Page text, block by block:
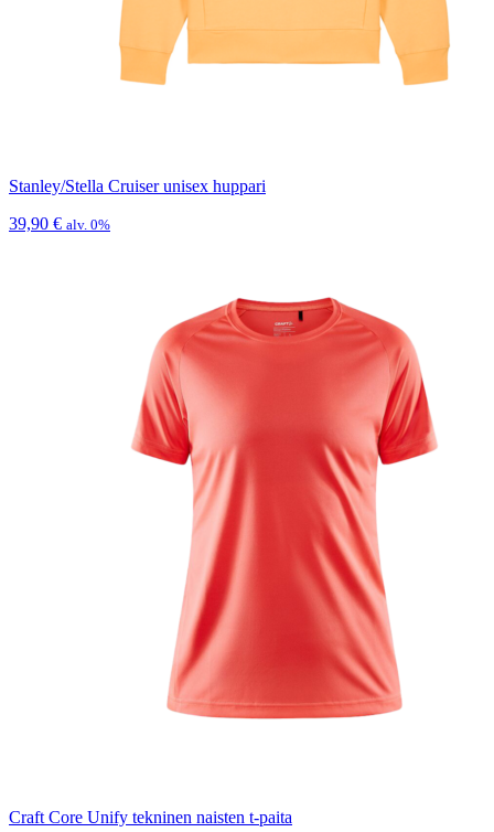
Stanley/Stella Cruiser unisex huppari
39,90 € alv. 0%
Craft Core Unify tekninen naisten t-paita